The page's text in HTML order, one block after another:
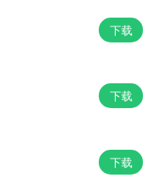
下载
下载
下载